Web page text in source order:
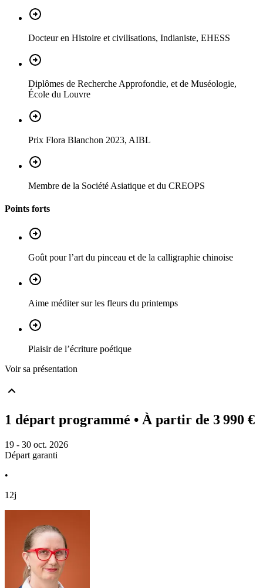
Docteur en Histoire et civilisations, Indianiste, EHESS
Diplômes de Recherche Approfondie, et de Muséologie,
École du Louvre
Prix Flora Blanchon 2023, AIBL
Membre de la Société Asiatique et du CREOPS
Points forts
Goût pour l’art du pinceau et de la calligraphie chinoise
Aime méditer sur les fleurs du printemps
Plaisir de l’écriture poétique
Voir sa présentation
1 départ programmé • À partir de 3 990 €
19 - 30 oct. 2026
Départ garanti
•
12j